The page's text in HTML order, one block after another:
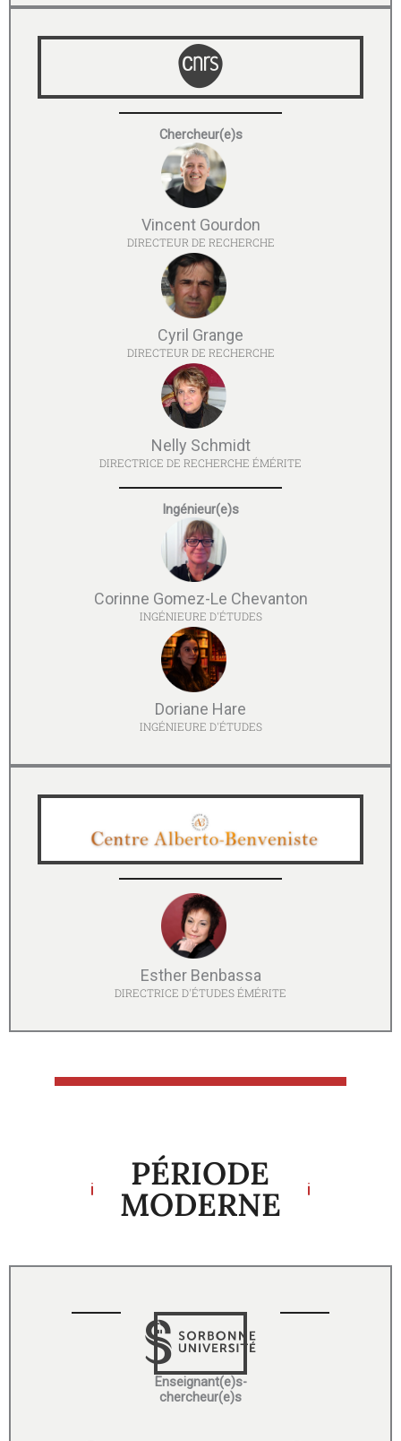
Chercheur(e)s
Vincent Gourdon
DIRECTEUR DE RECHERCHE
Cyril Grange
DIRECTEUR DE RECHERCHE
Nelly Schmidt
DIRECTRICE DE RECHERCHE ÉMÉRITE
Ingénieur(e)s
Corinne Gomez-Le Chevanton
INGÉNIEURE D'ÉTUDES
Doriane Hare
INGÉNIEURE D'ÉTUDES
Esther Benbassa
DIRECTRICE D'ÉTUDES ÉMÉRITE
PÉRIODE
MODERNE
Enseignant(e)s-
chercheur(e)s